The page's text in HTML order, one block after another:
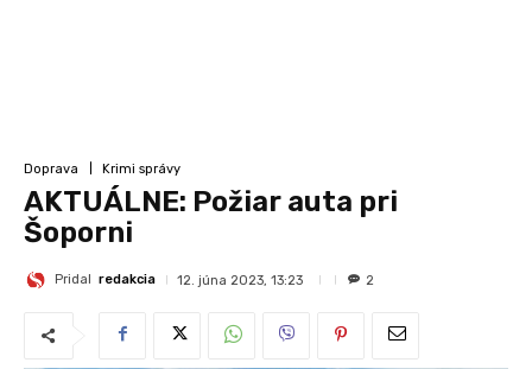
Doprava Krimi správy
AKTUÁLNE: Požiar auta pri
Šoporni
Pridal redakcia 12. júna 2023, 13:23 2